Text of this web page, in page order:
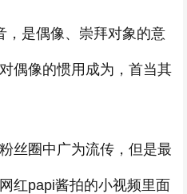
，是偶像、崇拜对象的意
偶像的惯用成为，首当其
丝圈中广为流传，但是最
红papi酱拍的小视频里面